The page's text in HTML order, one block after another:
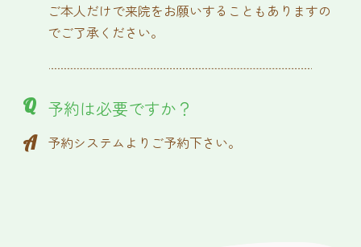
ご本人だけで来院をお願いすることもありますの
でご了承ください。
Q 予約は必要ですか？
A 予約システムよりご予約下さい。